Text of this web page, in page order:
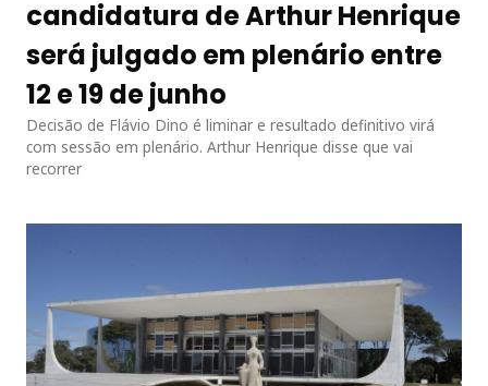
candidatura de Arthur Henrique
será julgado em plenário entre
12 e 19 de junho
Decisão de Flávio Dino é liminar e resultado definitivo virá
com sessão em plenário. Arthur Henrique disse que vai
recorrer